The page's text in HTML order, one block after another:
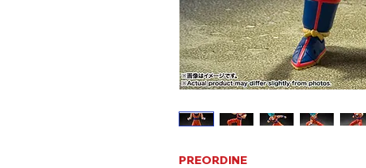
PREORDINE